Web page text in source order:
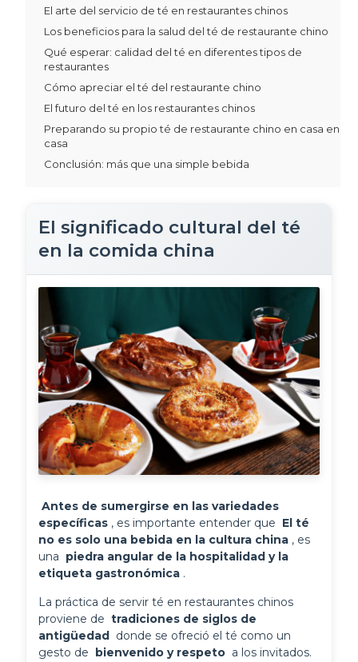
El arte del servicio de té en restaurantes chinos
Los beneficios para la salud del té de restaurante chino
Qué esperar: calidad del té en diferentes tipos de
restaurantes
Cómo apreciar el té del restaurante chino
El futuro del té en los restaurantes chinos
Preparando su propio té de restaurante chino en casa en
casa
Conclusión: más que una simple bebida
El significado cultural del té
en la comida china
Antes de sumergirse en las variedades
específicas , es importante entender que El té
no es solo una bebida en la cultura china , es
una piedra angular de la hospitalidad y la
etiqueta gastronómica .
La práctica de servir té en restaurantes chinos
proviene de tradiciones de siglos de
antigüedad donde se ofreció el té como un
gesto de bienvenido y respeto a los invitados.